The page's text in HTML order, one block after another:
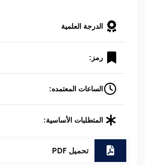
الدرجة العلمية
رمز:
الساعات المعتمده:
المتطلبات الأساسية:
تحميل PDF